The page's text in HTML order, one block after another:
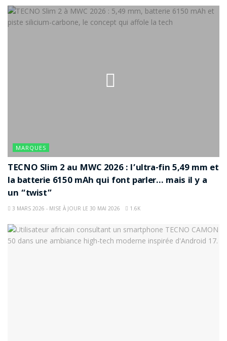
MARQUES
TECNO Slim 2 au MWC 2026 : l’ultra-fin 5,49 mm et
la batterie 6150 mAh qui font parler… mais il y a
un “twist”
3 MARS 2026 - MISE À JOUR LE 30 MAI 2026 1.6K